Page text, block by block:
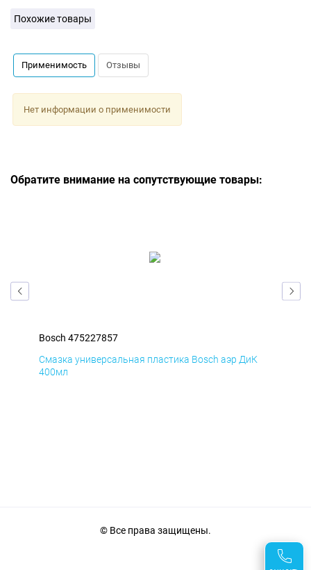
Похожие товары
Применимость Отзывы
Нет информации о применимости
Обратите внимание на сопутствующие товары:
Bosch 475227857
Смазка универсальная пластика Bosch аэр ДиК
400мл
© Все права защищены.